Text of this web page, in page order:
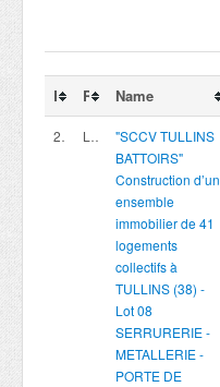
RFT Id Reference Name
200420009 Lot 08
"SCCV TULLINS
BATTOIRS"
Construction d’un
ensemble
immobilier de 41
logements
collectifs à
TULLINS (38) -
Lot 08
SERRURERIE -
METALLERIE -
PORTE DE